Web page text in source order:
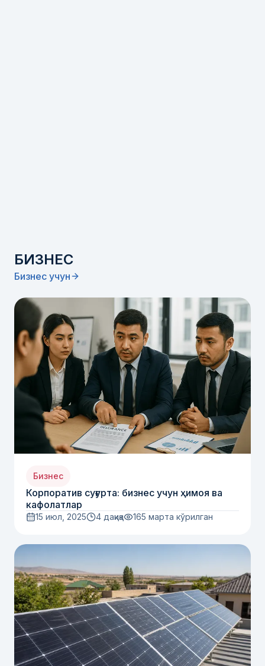
БИЗНЕС
Бизнес учун
Бизнес
Корпоратив суғурта: бизнес учун ҳимоя ва
кафолатлар
15 июл, 2025 4 дақиқа 165 марта кўрилган